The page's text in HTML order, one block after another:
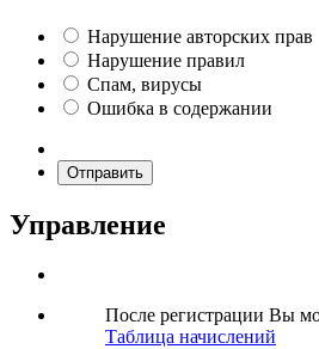
Нарушение авторских прав
Нарушение правил
Спам, вирусы
Ошибка в содержании
Отправить
Управление
После регистрации Вы
Таблица начислений